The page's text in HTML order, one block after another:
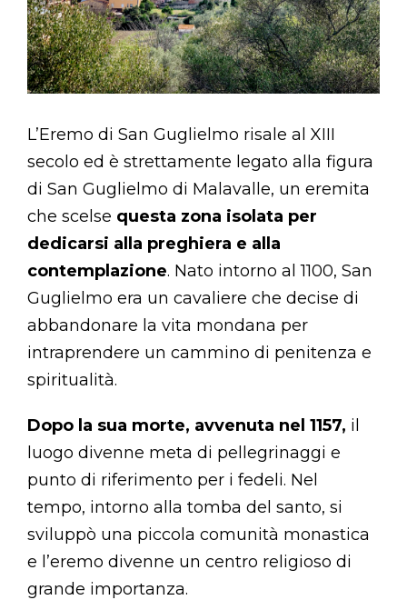
L’Eremo di San Guglielmo risale al XIII
secolo ed è strettamente legato alla figura
di San Guglielmo di Malavalle, un eremita
che scelse questa zona isolata per
dedicarsi alla preghiera e alla
contemplazione. Nato intorno al 1100, San
Guglielmo era un cavaliere che decise di
abbandonare la vita mondana per
intraprendere un cammino di penitenza e
spiritualità.
Dopo la sua morte, avvenuta nel 1157, il
luogo divenne meta di pellegrinaggi e
punto di riferimento per i fedeli. Nel
tempo, intorno alla tomba del santo, si
sviluppò una piccola comunità monastica
e l’eremo divenne un centro religioso di
grande importanza.